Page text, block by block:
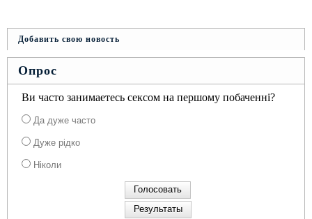
Добавить свою новость
Опрос
Ви часто занимаетесь сексом на першому побаченні?
Да дуже часто
Дуже рідко
Ніколи